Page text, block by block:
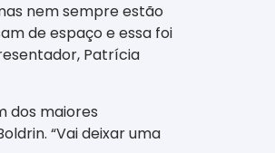
nem sempre estão
de espaço e essa foi
Patrícia
dos maiores
“Vai deixar uma